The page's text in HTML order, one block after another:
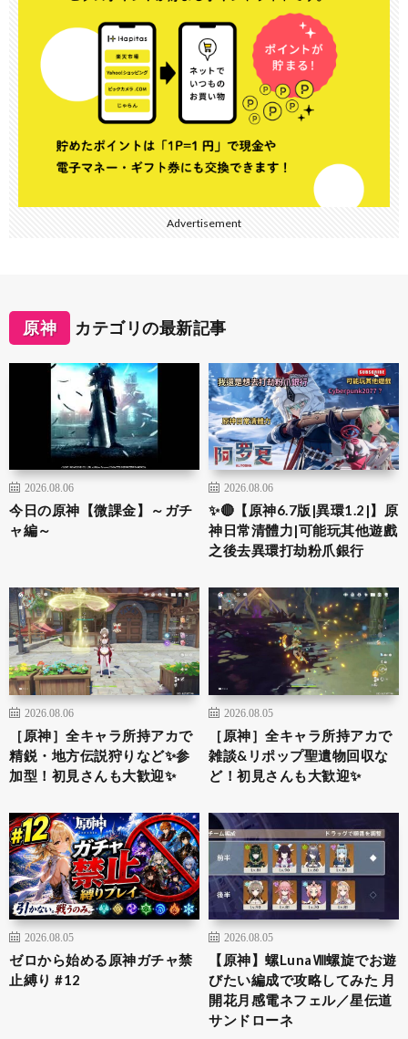
Advertisement
原神 カテゴリの最新記事
2026.08.06
今日の原神【微課金】～ガチ
ャ編～
2026.08.06
✨🔴【原神6.7版|異環1.2|】原
神日常清體力|可能玩其他遊戲
之後去異環打劫粉爪銀行
2026.08.06
［原神］全キャラ所持アカで
精鋭・地方伝説狩りなど✨参
加型！初見さんも大歓迎✨
2026.08.05
［原神］全キャラ所持アカで
雑談&リポップ聖遺物回収な
ど！初見さんも大歓迎✨
2026.08.05
ゼロから始める原神ガチャ禁
止縛り #12
2026.08.05
【原神】螺LunaⅧ螺旋でお遊
びたい編成で攻略してみた 月
開花月感電ネフェル／星伝道
サンドローネ